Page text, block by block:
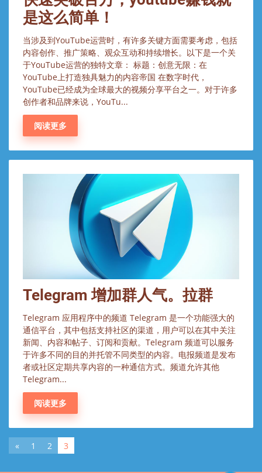
是这么简单！
当涉及到YouTube运营时，有许多关键方面需要考虑，包括
内容创作、推广策略、观众互动和持续增长。以下是一个关
于YouTube运营的独特文章： 标题：创意无限：在
YouTube上打造独具魅力的内容帝国 在数字时代，
YouTube已经成为全球最大的视频分享平台之一。对于许多
创作者和品牌来说，YouTu...
阅读更多
Telegram 增加群人气。拉群
Telegram 应用程序中的频道 Telegram 是一个功能强大的
通信平台，其中包括支持社区的渠道，用户可以在其中关注
新闻、内容和帖子、订阅和贡献。Telegram 频道可以服务
于许多不同的目的并托管不同类型的内容。电报频道是发布
者或社区定期共享内容的一种通信方式。频道允许其他
Telegram...
阅读更多
« 1 2 3